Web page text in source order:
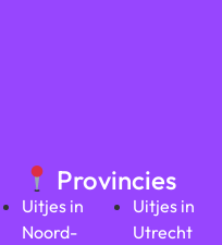
Provincies
Uitjes in
Noord-
Uitjes in
Utrecht